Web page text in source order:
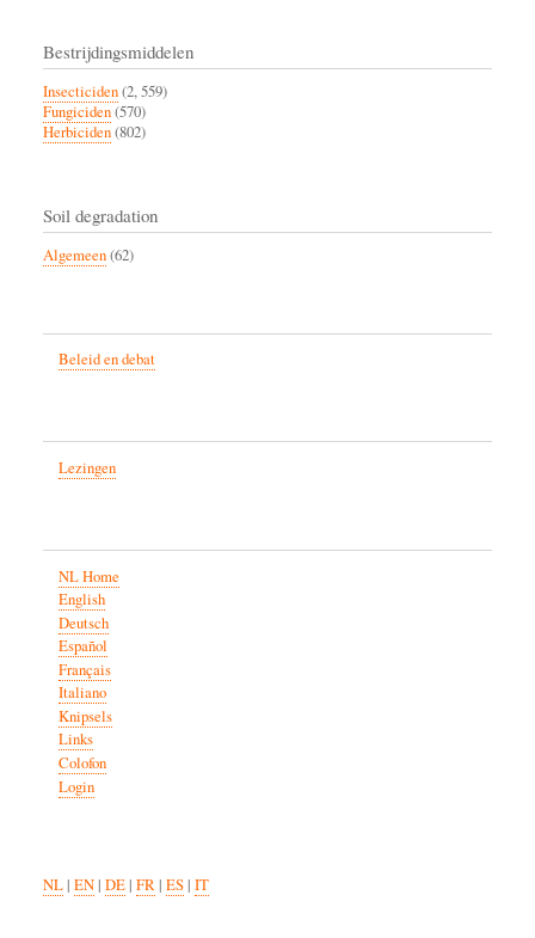
Bestrijdingsmiddelen
Insecticiden(2, 559)
Fungiciden(570)
Herbiciden(802)
Soil degradation
Algemeen(62)
Beleid en debat
Lezingen
NL Home
English
Deutsch
Español
Français
Italiano
Knipsels
Links
Colofon
Login
NL| EN| DE| FR| ES| IT